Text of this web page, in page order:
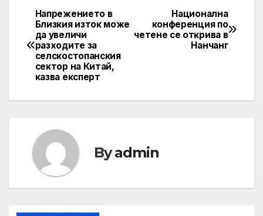
Post
navigation
Национална
конференция по
четене се открива в
Нанчанг
Напрежението в
Близкия изток може
да увеличи
разходите за
селскостопанския
сектор на Китай,
казва експерт
Byadmin